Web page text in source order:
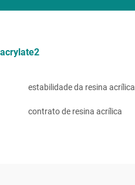
acrylate2
estabilidade da resina acrílica
contrato de resina acrílica